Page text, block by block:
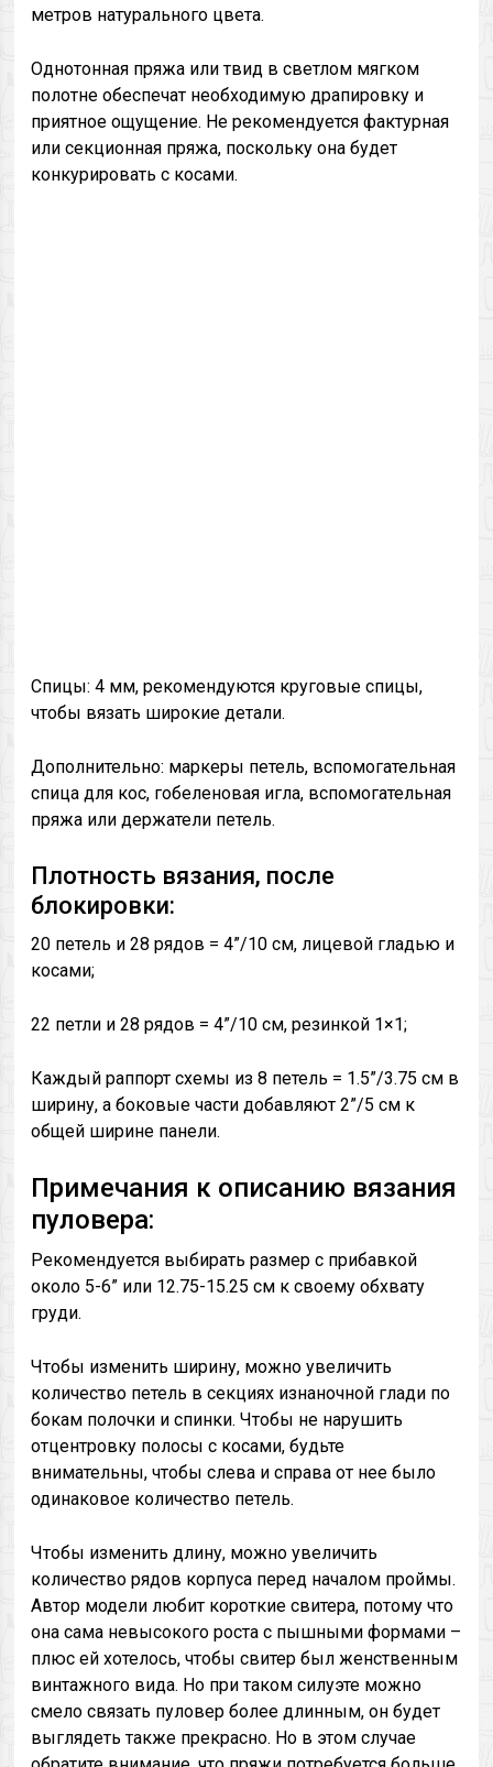
метров натурального цвета.
Однотонная пряжа или твид в светлом мягком
полотне обеспечат необходимую драпировку и
приятное ощущение. Не рекомендуется фактурная
или секционная пряжа, поскольку она будет
конкурировать с косами.
Спицы: 4 мм, рекомендуются круговые спицы,
чтобы вязать широкие детали.
Дополнительно: маркеры петель, вспомогательная
спица для кос, гобеленовая игла, вспомогательная
пряжа или держатели петель.
Плотность вязания, после
блокировки:
20 петель и 28 рядов = 4”/10 см, лицевой гладью и
косами;
22 петли и 28 рядов = 4”/10 см, резинкой 1×1;
Каждый раппорт схемы из 8 петель = 1.5”/3.75 см в
ширину, а боковые части добавляют 2”/5 см к
общей ширине панели.
Примечания к описанию вязания
пуловера:
Рекомендуется выбирать размер с прибавкой
около 5-6” или 12.75-15.25 см к своему обхвату
груди.
Чтобы изменить ширину, можно увеличить
количество петель в секциях изнаночной глади по
бокам полочки и спинки. Чтобы не нарушить
отцентровку полосы с косами, будьте
внимательны, чтобы слева и справа от нее было
одинаковое количество петель.
Чтобы изменить длину, можно увеличить
количество рядов корпуса перед началом проймы.
Автор модели любит короткие свитера, потому что
она сама невысокого роста с пышными формами –
плюс ей хотелось, чтобы свитер был женственным
винтажного вида. Но при таком силуэте можно
смело связать пуловер более длинным, он будет
выглядеть также прекрасно. Но в этом случае